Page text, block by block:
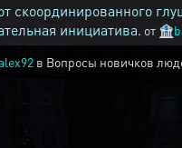
скоординированного
инициатива. от 🏦
в Вопросы новичков